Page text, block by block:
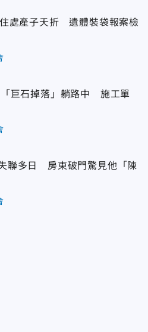
處產子夭折 遺體裝袋報案檢
「巨石掉落」躺路中 施工單
聯多日 房東破門驚見他「陳